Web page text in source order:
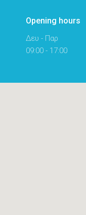
Opening hours
Δευ - Παρ
09:00 - 17:00